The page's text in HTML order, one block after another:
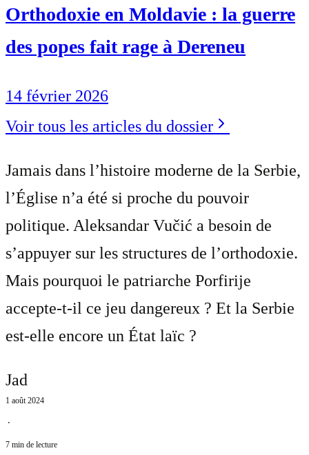
Orthodoxie en Moldavie : la guerre
des popes fait rage à Dereneu
14 février 2026
Voir tous les articles du dossier
Jamais dans l’histoire moderne de la Serbie,
l’Église n’a été si proche du pouvoir
politique. Aleksandar Vučić a besoin de
s’appuyer sur les structures de l’orthodoxie.
Mais pourquoi le patriarche Porfirije
accepte-t-il ce jeu dangereux ? Et la Serbie
est-elle encore un État laïc ?
Jad
1 août 2024
⋅
7 min de lecture